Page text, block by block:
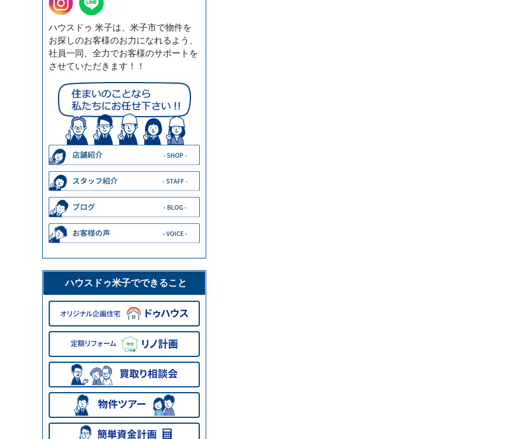
ハウスドゥ 米子は、米子市で物件を
お探しのお客様のお力になれるよう、
社員一同、全力でお客様のサポートを
させていただきます！！
ハウスドゥ米子でできること